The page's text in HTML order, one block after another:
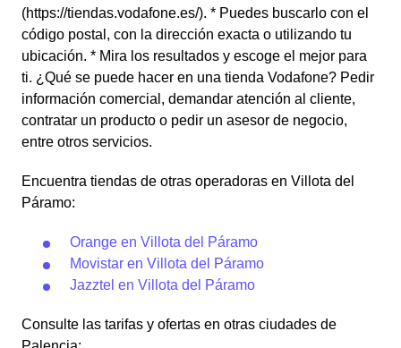
(https://tiendas.vodafone.es/). * Puedes buscarlo con el
código postal, con la dirección exacta o utilizando tu
ubicación. * Mira los resultados y escoge el mejor para
ti. ¿Qué se puede hacer en una tienda Vodafone? Pedir
información comercial, demandar atención al cliente,
contratar un producto o pedir un asesor de negocio,
entre otros servicios.
Encuentra tiendas de otras operadoras en Villota del
Páramo:
Orange en Villota del Páramo
Movistar en Villota del Páramo
Jazztel en Villota del Páramo
Consulte las tarifas y ofertas en otras ciudades de